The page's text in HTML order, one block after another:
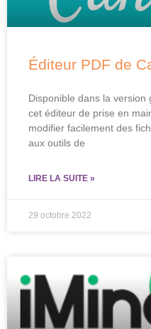
Éditeur PDF de
Disponible dans la version
cet éditeur de prise en
modifier facilement des
aux outils de
LIRE LA SUITE »
29 octobre 2022